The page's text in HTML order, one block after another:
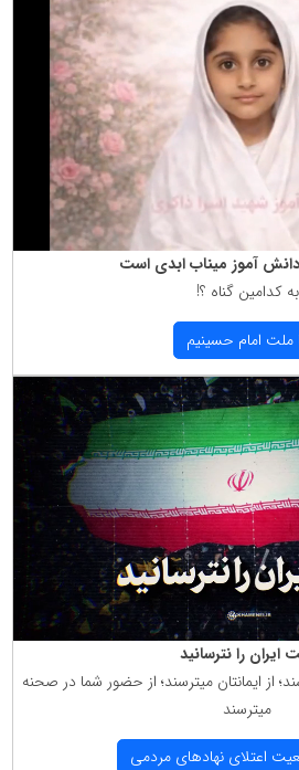
آموز میناب ابدی است
به كدامین گناه ؟!
ملت امام حسینیم
ایران را نترسانید
از ایمانتان میترسند؛ از حضور شما در صحنه
میترسند
اعتلای نهادهای مردمی